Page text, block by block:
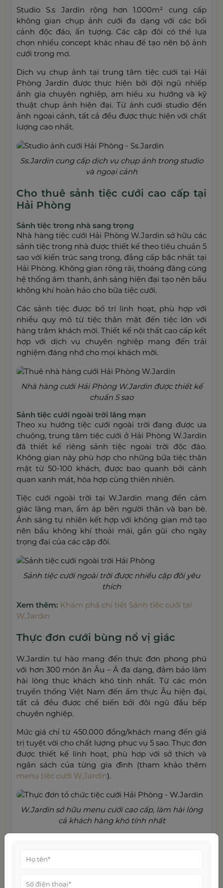
Studio S.s Jardin rộng hơn 1.000m² cung cấp
không gian chụp ảnh cưới đa dạng với các bối
cảnh độc đáo, ấn tượng. Các cặp đôi có thể lựa
chọn nhiều concept khác nhau để tạo nên bộ ảnh
cưới trong mơ.
Dịch vụ chụp ảnh tại trung tâm tiệc cưới tại Hải
Phòng Jardin được thực hiện bởi đội ngũ nhiếp
ảnh gia chuyên nghiệp, am hiểu xu hướng và kỹ
thuật chụp ảnh hiện đại. Từ ảnh cưới studio đến
ảnh ngoại cảnh, tất cả đều được thực hiện với chất
lượng cao nhất.
Ss.Jardin cung cấp dịch vụ chụp ảnh trong studio
và ngoại cảnh
Cho thuê sảnh tiệc cưới cao cấp tại
Hải Phòng
Sảnh tiệc trong nhà sang trọng
Nhà hàng tiệc cưới Hải Phòng W.Jardin sở hữu các
sảnh tiệc trong nhà được thiết kế theo tiêu chuẩn 5
sao với kiến trúc sang trọng, đẳng cấp bậc nhất tại
Hải Phòng. Không gian rộng rãi, thoáng đãng cùng
hệ thống âm thanh, ánh sáng hiện đại tạo nên bầu
không khí hoàn hảo cho bữa tiệc cưới.
Các sảnh tiệc được bố trí linh hoạt, phù hợp với
nhiều quy mô từ tiệc thân mật đến tiệc lớn với
hàng trăm khách mời. Thiết kế nội thất cao cấp kết
hợp với dịch vụ chuyên nghiệp mang đến trải
nghiệm đáng nhớ cho mọi khách mời.
Nhà hàng cưới Hải Phòng W.Jardin được thiết kế
chuẩn 5 sao
Sảnh tiệc cưới ngoài trời lãng mạn
Theo xu hướng tiệc cưới ngoài trời đang được ưa
chuộng, trung tâm tiệc cưới ở Hải Phòng W.Jardin
đã thiết kế riêng sảnh tiệc ngoài trời độc đáo.
Không gian này phù hợp cho những bữa tiệc thân
mật từ 50-100 khách, được bao quanh bởi cảnh
quan xanh mát, hòa hợp cùng thiên nhiên.
Tiệc cưới ngoài trời tại W.Jardin mang đến cảm
giác lãng mạn, ấm áp bên người thân và bạn bè.
Ánh sáng tự nhiên kết hợp với không gian mở tạo
nên bầu không khí thoải mái, gần gũi cho ngày
trọng đại của các cặp đôi.
Sảnh tiệc cưới ngoài trời được nhiều cặp đôi yêu
thích
Xem thêm: Khám phá chi tiết Sảnh tiệc cưới tại
W.Jardin
Thực đơn cưới bùng nổ vị giác
W.Jardin tự hào mang đến thực đơn phong phú
với hơn 300 món ăn Âu – Á đa dạng, đảm bảo làm
hài lòng thực khách khó tính nhất. Từ các món
truyền thống Việt Nam đến ẩm thực Âu hiện đại,
tất cả đều được chế biến bởi đội ngũ đầu bếp
chuyên nghiệp.
Mức giá chỉ từ 450.000 đồng/khách mang đến giá
trị tuyệt vời cho chất lượng phục vụ 5 sao. Thực đơn
được thiết kế linh hoạt, phù hợp với sở thích và
ngân sách của từng gia đình (tham khảo thêm
menu tiệc cưới W.Jardin).
W.Jardin sở hữu menu cưới cao cấp, làm hài lòng
cả khách hàng khó tính nhất
Khi đặt tiệc tại Trung tâm tiệc cưới Hải Phòng
chức tiệc cướiđặc biệt như: